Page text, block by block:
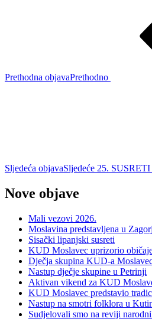
Prethodna objavaPrethodno
Sljedeća objavaSljedeće 25.
Nove objave
Mali vezovi 2026.
Moslavina predstavljena u
Sisački lipanjski susreti
KUD Moslavec uprizorio
Dječja skupina KUD-a
Nastup dječje skupine u Petrinji
Aktivan vikend za KUD
KUD Moslavec predstavio
Nastup na smotri folklora u
Sudjelovali smo na reviji